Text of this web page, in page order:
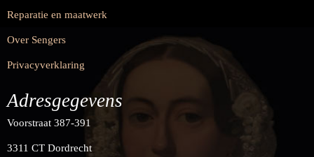
Reparatie en maatwerk
Over Sengers
Privacyverklaring
Adresgegevens
Voorstraat 387-391
3311 CT Dordrecht